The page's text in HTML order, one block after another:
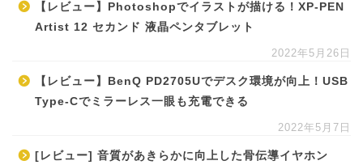
【レビュー】Photoshopでイラストが描ける！XP-PEN
Artist 12 セカンド 液晶ペンタブレット
2022年5月26日
【レビュー】BenQ PD2705Uでデスク環境が向上！USB
Type-Cでミラーレス一眼も充電できる
2022年5月7日
[レビュー] 音質があきらかに向上した骨伝導イヤホン